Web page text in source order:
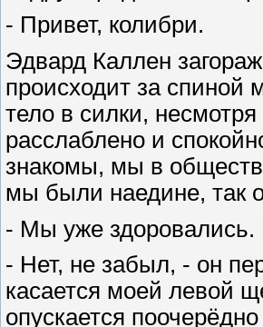
- Привет, колибри.
Эдвард Каллен
происходит за спиной
тело в силки,
расслаблено и
знакомы, мы в
мы были наедине, так
- Мы уже
- Нет, не забыл, - он
касается моей левой
опускается